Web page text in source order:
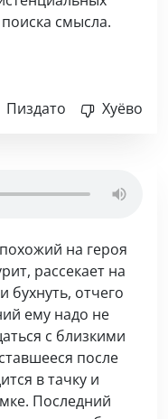
смысла.
Пиздато Хуёво
на героя
рассекает на
бухнуть, отчего
ему надо не
с близкими
после
в тачку и
Последний